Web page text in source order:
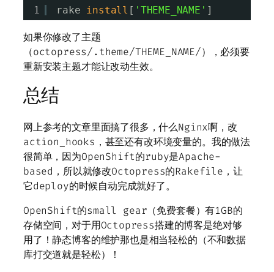
1 rake install [ 'THEME_NAME' ]
如果你修改了主题
（octopress/.theme/THEME_NAME/），必须要
重新安装主题才能让改动生效。
总结
网上参考的文章里面搞了很多，什么Nginx啊，改
action_hooks，甚至还有改环境变量的。我的做法
很简单，因为OpenShift的ruby是Apache-
based，所以就修改Octopress的Rakefile，让
它deploy的时候自动完成就好了。
OpenShift的small gear（免费套餐）有1GB的
存储空间，对于用Octopress搭建的博客是绝对够
用了！静态博客的维护那也是相当轻松的（不和数据
库打交道就是轻松）！